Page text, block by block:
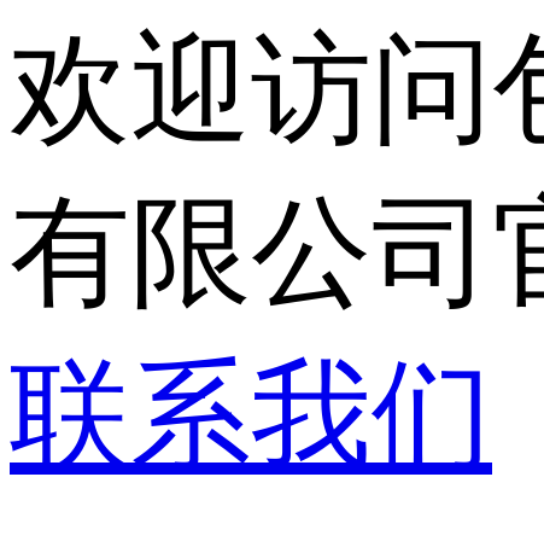
欢迎访问
有限公司
联系我们